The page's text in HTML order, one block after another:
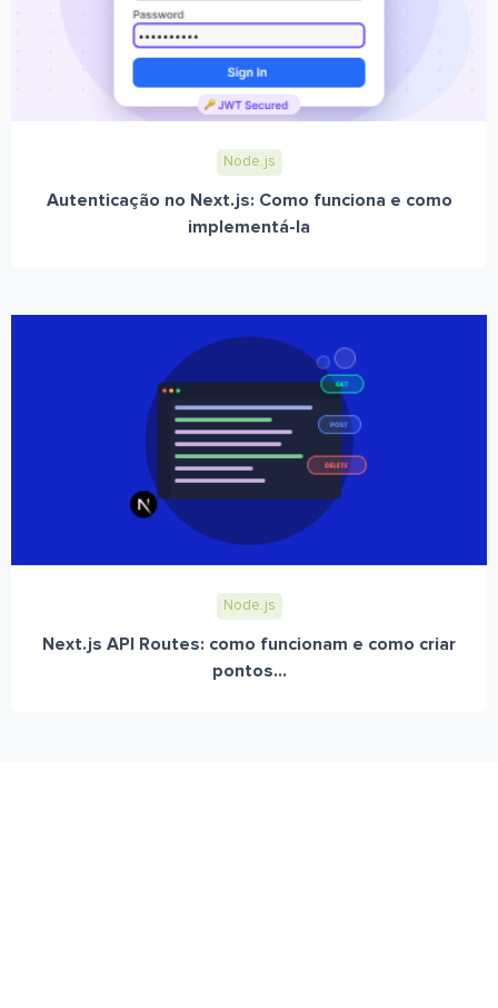
Node.js
Autenticação no Next.js: Como funciona e como
implementá-la
Node.js
Next.js API Routes: como funcionam e como criar
pontos...